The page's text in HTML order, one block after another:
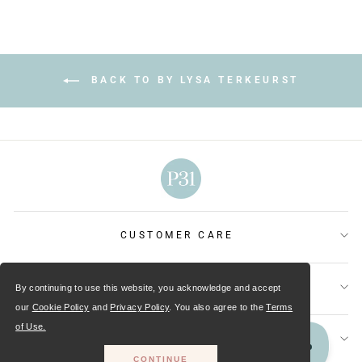
By continuing to use this website, you acknowledge and accept
our Cookie Policy and Privacy Policy. You also agree to theTerms
of Use.
CONTINUE
BACK TO BY LYSA TERKEURST
CUSTOMER CARE
OUR MINISTRIES